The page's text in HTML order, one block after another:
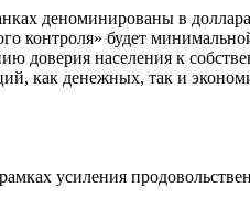
деноминированы в
контроля» будет
населения к
как денежных, так и
усиления